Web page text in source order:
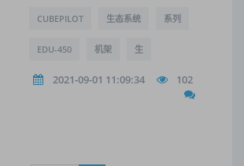
CUBEPILOT 生态系统 系列
EDU-450 机架 生
2021-09-01 11:09:34 102